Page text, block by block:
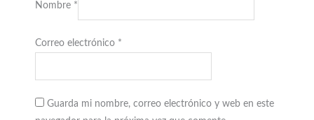
Nombre *
Correo electrónico *
Guarda mi nombre, correo electrónico y web en este